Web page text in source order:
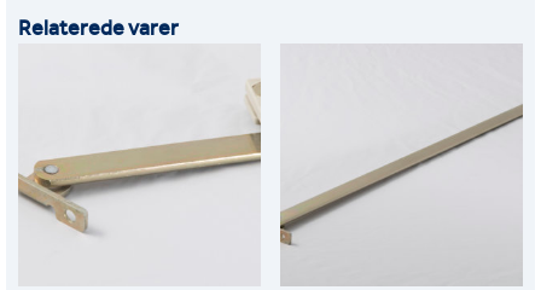
Relaterede varer